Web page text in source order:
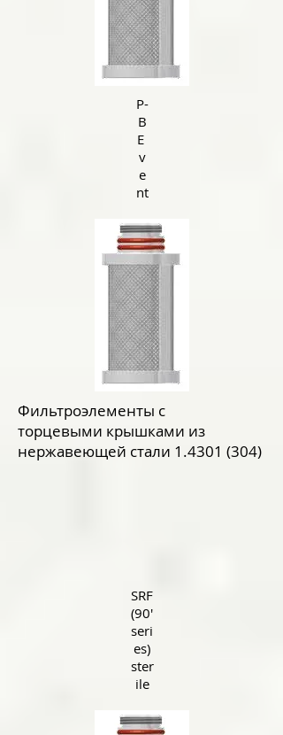
Фильтроэлементы с
торцевыми крышками из
нержавеющей стали 1.4301 (304)
SRF
(90'
seri
es)
ster
ile
P-
B
E
v
e
nt